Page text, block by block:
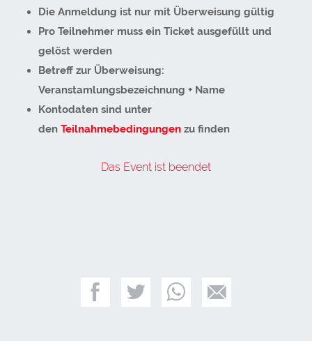
Die Anmeldung ist nur mit Überweisung gültig
Pro Teilnehmer muss ein Ticket ausgefüllt und
gelöst werden
Betreff zur Überweisung:
Veranstamlungsbezeichnung + Name
Kontodaten sind unter
den Teilnahmebedingungen zu finden
Das Event ist beendet